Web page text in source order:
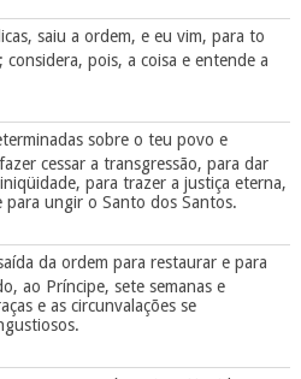
saiu a ordem, e eu vim, para to
pois, a coisa e entende a
sobre o teu povo e
cessar a transgressão, para dar
para trazer a justiça eterna,
para ungir o Santo dos Santos.
da ordem para restaurar e para
ao Príncipe, sete semanas e
e as circunvalações se